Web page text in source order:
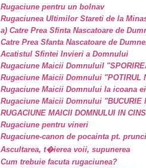
Rugaciune pentru un bolnav
Rugaciunea Ultimilor Stareti de la
a) Catre Prea Sfinta Nascatoare de
Catre Prea Sfanta Nascatoare de
Acatistul Sfintei Invieri a Domnului
Rugaciune Maicii DomnuluiI
Rugaciune Maicii Domnului "POTIRUL
Rugaciune Maicii Domnului la icoana
Rugaciune Maicii Domnului "BUCURIE
RUGACIUNE MAICII DOMNULUI IN
Rugaciune pentru vineri
Rugaciune-canon de pocainta pt.
Ascultarea, t�ierea voii, supunerea
Cum trebuie facuta rugaciunea?